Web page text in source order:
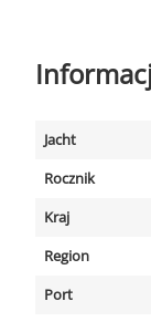
Jacht
Rocznik
Kraj
Region
Port